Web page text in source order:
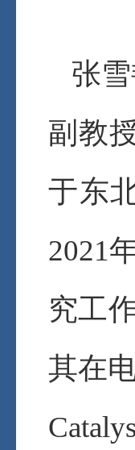
张
副教
于东
2021
究工
其在